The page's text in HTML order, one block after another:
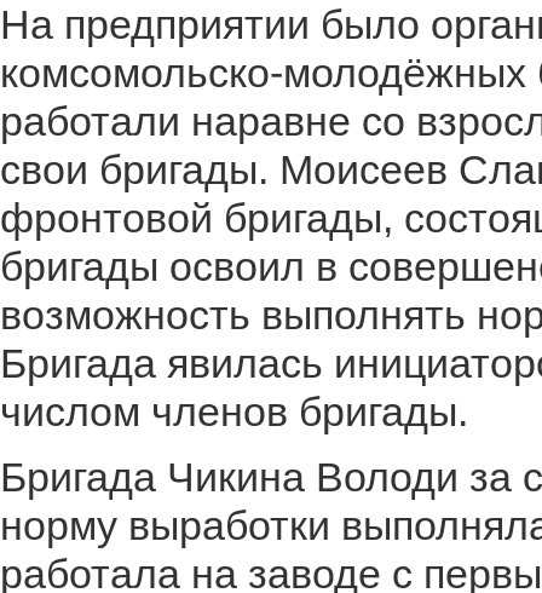
На предприятии было
комсомольско-молодёжных
работали наравне со
свои бригады. Моисеев
фронтовой бригады,
бригады освоил в
возможность выполнять
Бригада явилась
числом членов бригады.
Бригада Чикина Володи за
норму выработки
работала на заводе с